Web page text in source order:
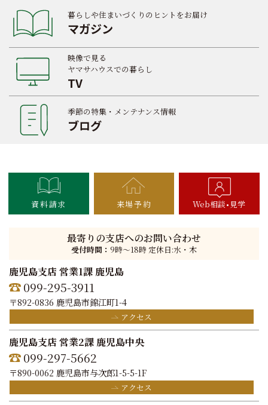
暮らしや住まいづくりのヒントをお届け
マガジン
映像で見る
ヤマサハウスでの暮らし
TV
季節の特集・メンテナンス情報
ブログ
資料請求 来場予約 Web相談 見学
最寄りの支店へのお問い合わせ
受付時間： 9時〜18時 定休日:水・木
鹿児島支店 営業1課 鹿児島
099-295-3911
〒892-0836 鹿児島市錦江町1-4
アクセス
鹿児島支店 営業2課 鹿児島中央
099-297-5662
〒890-0062 鹿児島市与次郎1-5-5-1F
アクセス